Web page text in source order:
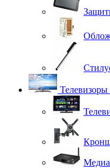
Телевизоры